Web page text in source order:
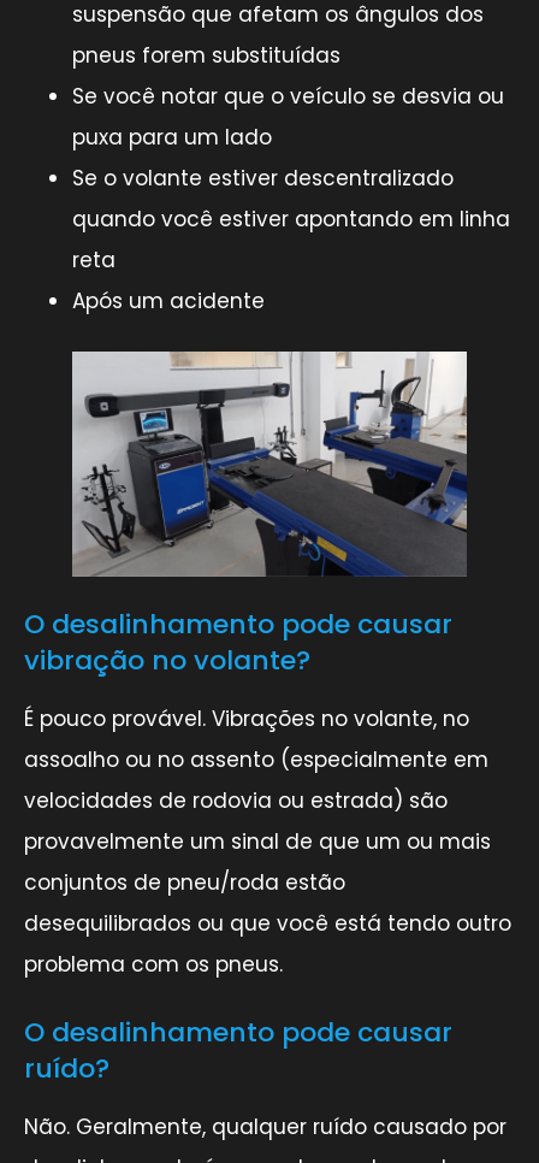
suspensão que afetam os ângulos dos
pneus forem substituídas
Se você notar que o veículo se desvia ou
puxa para um lado
Se o volante estiver descentralizado
quando você estiver apontando em linha
reta
Após um acidente
O desalinhamento pode causar
vibração no volante?
É pouco provável. Vibrações no volante, no
assoalho ou no assento (especialmente em
velocidades de rodovia ou estrada) são
provavelmente um sinal de que um ou mais
conjuntos de pneu/roda estão
desequilibrados ou que você está tendo outro
problema com os pneus.
O desalinhamento pode causar
ruído?
Não. Geralmente, qualquer ruído causado por